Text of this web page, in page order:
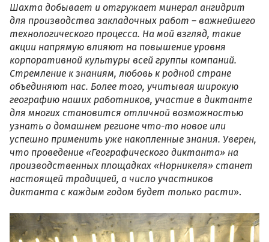
Шахта добывает и отгружает минерал ангидрит
для производства закладочных работ – важнейшего
технологического процесса. На мой взгляд, такие
акции напрямую влияют на повышение уровня
корпоративной культуры всей группы компаний.
Стремление к знаниям, любовь к родной стране
объединяют нас. Более того, учитывая широкую
географию наших работников, участие в диктанте
для многих становится отличной возможностью
узнать о домашнем регионе что-то новое или
успешно применить уже накопленные знания. Уверен,
что проведение «Географического диктанта» на
производственных площадках «Норникеля» станет
настоящей традицией, а число участников
диктанта с каждым годом будет только расти».